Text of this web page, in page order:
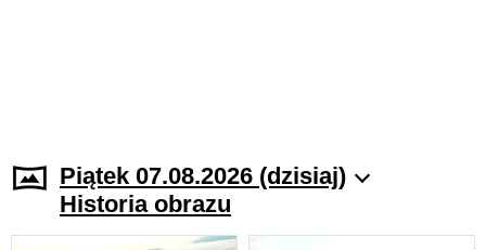
Piątek 07.08.2026 (dzisiaj)
Historia obrazu